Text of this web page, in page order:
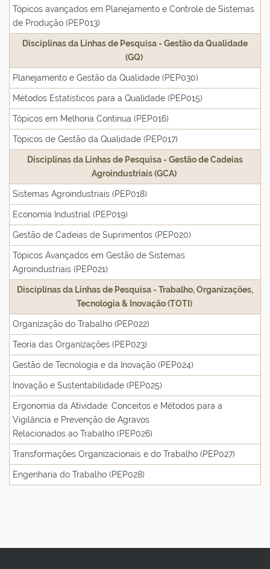
Tópicos avançados em Planejamento e Controle de Sistemas
de Produção (PEP013)
Disciplinas da Linhas de Pesquisa - Gestão da Qualidade
(GQ)
Planejamento e Gestão da Qualidade (PEP030)
Métodos Estatísticos para a Qualidade (PEP015)
Tópicos em Melhoria Contínua (PEP016)
Tópicos de Gestão da Qualidade (PEP017)
Disciplinas da Linhas de Pesquisa - Gestão de Cadeias
Agroindustriais (GCA)
Sistemas Agroindustriais (PEP018)
Economia Industrial (PEP019)
Gestão de Cadeias de Suprimentos (PEP020)
Tópicos Avançados em Gestão de Sistemas
Agroindustriais (PEP021)
Disciplinas da Linhas de Pesquisa - Trabalho, Organizações,
Tecnologia & Inovação (TOTI)
Organização do Trabalho (PEP022)
Teoria das Organizações (PEP023)
Gestão de Tecnologia e da Inovação (PEP024)
Inovação e Sustentabilidade (PEP025)
Ergonomia da Atividade: Conceitos e Métodos para a
Vigilância e Prevenção de Agravos
Relacionados ao Trabalho (PEP026)
Transformações Organizacionais e do Trabalho (PEP027)
Engenharia do Trabalho (PEP028)